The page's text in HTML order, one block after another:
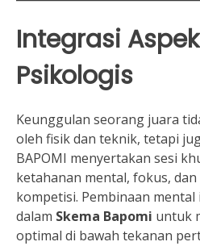
Integrasi
Psikologis
Keunggulan seorang juara
oleh fisik dan teknik, tetapi
BAPOMI menyertakan sesi
ketahanan mental, fokus,
kompetisi. Pembinaan
dalam Skema Bapomi untuk
optimal di bawah tekanan